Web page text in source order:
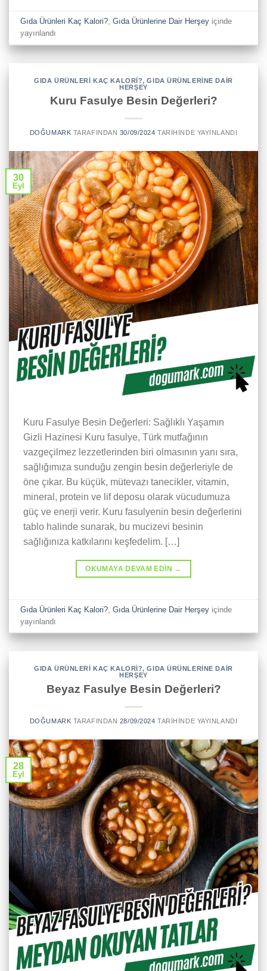
Gıda Ürünleri Kaç Kalori? ,Gıda Ürünlerine Dair Herşey içinde
yayınlandı
GIDA ÜRÜNLERI KAÇ KALORI?,GIDA ÜRÜNLERINE DAIR
HERŞEY
Kuru Fasulye Besin Değerleri?
DOĞUMARK TARAFINDAN 30/09/2024 TARIHINDE YAYINLANDI
30
Eyl
Kuru Fasulye Besin Değerleri: Sağlıklı Yaşamın
Gizli Hazinesi Kuru fasulye, Türk mutfağının
vazgeçilmez lezzetlerinden biri olmasının yanı sıra,
sağlığımıza sunduğu zengin besin değerleriyle de
öne çıkar. Bu küçük, mütevazı tanecikler, vitamin,
mineral, protein ve lif deposu olarak vücudumuza
güç ve enerji verir. Kuru fasulyenin besin değerlerini
tablo halinde sunarak, bu mucizevi besinin
sağlığınıza katkılarını keşfedelim. […]
OKUMAYA DEVAM EDIN →
Gıda Ürünleri Kaç Kalori? ,Gıda Ürünlerine Dair Herşey içinde
yayınlandı
GIDA ÜRÜNLERI KAÇ KALORI?,GIDA ÜRÜNLERINE DAIR
HERŞEY
Beyaz Fasulye Besin Değerleri?
DOĞUMARK TARAFINDAN 28/09/2024 TARIHINDE YAYINLANDI
28
Eyl